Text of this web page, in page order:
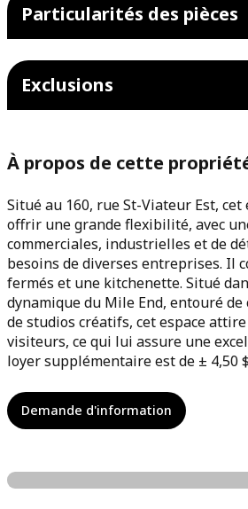
Particularités des pièces
Exclusions
À propos de cette
Situé au 160, rue St-Viateur Est, cet
offrir une grande flexibilité, avec
commerciales, industrielles et de
besoins de diverses entreprises. Il
fermés et une kitchenette. Situé
dynamique du Mile End, entouré
de studios créatifs, cet espace
visiteurs, ce qui lui assure une
loyer supplémentaire est de ± 4,50
Demande d'information